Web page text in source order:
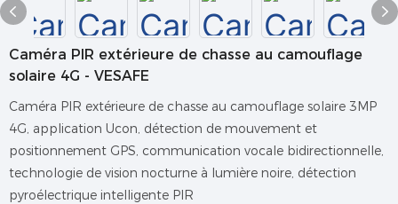
Caméra PIR extérieure de chasse au camouflage
solaire 4G - VESAFE
Caméra PIR extérieure de chasse au camouflage solaire 3MP
4G, application Ucon, détection de mouvement et
positionnement GPS, communication vocale bidirectionnelle,
technologie de vision nocturne à lumière noire, détection
pyroélectrique intelligente PIR